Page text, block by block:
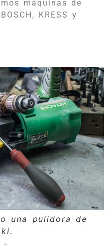
máquinas de
KRESS y
una pulidora de